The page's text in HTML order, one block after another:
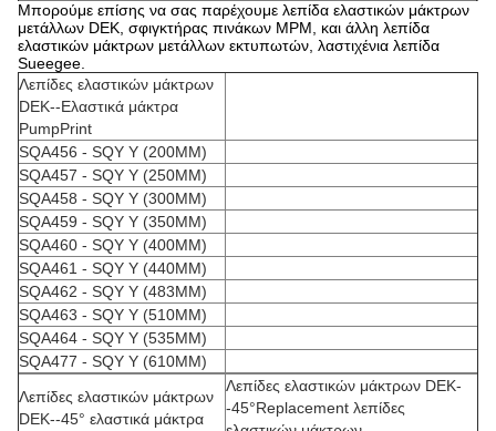
Μπορούμε επίσης να σας παρέχουμε λεπίδα ελαστικών μάκτρων
μετάλλων DEK, σφιγκτήρας πινάκων MPM, και άλλη λεπίδα
ελαστικών μάκτρων μετάλλων εκτυπωτών, λαστιχένια λεπίδα
Sueegee.
Λεπίδες ελαστικών μάκτρων
DEK--Ελαστικά μάκτρα
PumpPrint
SQA456 - SQY Y (200MM)
SQA457 - SQY Y (250MM)
SQA458 - SQY Y (300MM)
SQA459 - SQY Y (350MM)
SQA460 - SQY Y (400MM)
SQA461 - SQY Y (440MM)
SQA462 - SQY Y (483MM)
SQA463 - SQY Y (510MM)
SQA464 - SQY Y (535MM)
SQA477 - SQY Y (610MM)
Λεπίδες ελαστικών μάκτρων
DEK--45° ελαστικά μάκτρα
Λεπίδες ελαστικών μάκτρων DEK-
-45°Replacement λεπίδες